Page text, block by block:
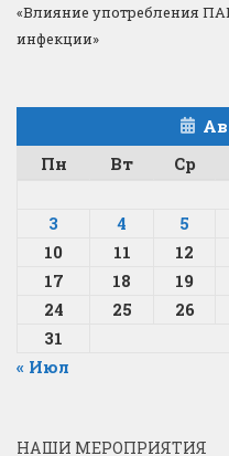
«Влияние употребления
инфекции»
Пн
Вт Ср
3
4 5
10
11 12
17
18 19
24
25 26
31
« Июл
НАШИ МЕРОПРИЯТИЯ